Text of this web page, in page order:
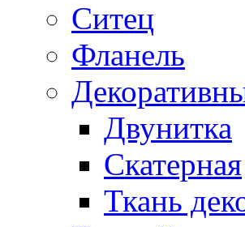
Ситец
Фланель
Двунитка
Скатерная
Ткань